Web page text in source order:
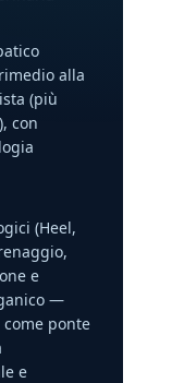
alla
(più
con
(Heel,
e
—
ponte
e